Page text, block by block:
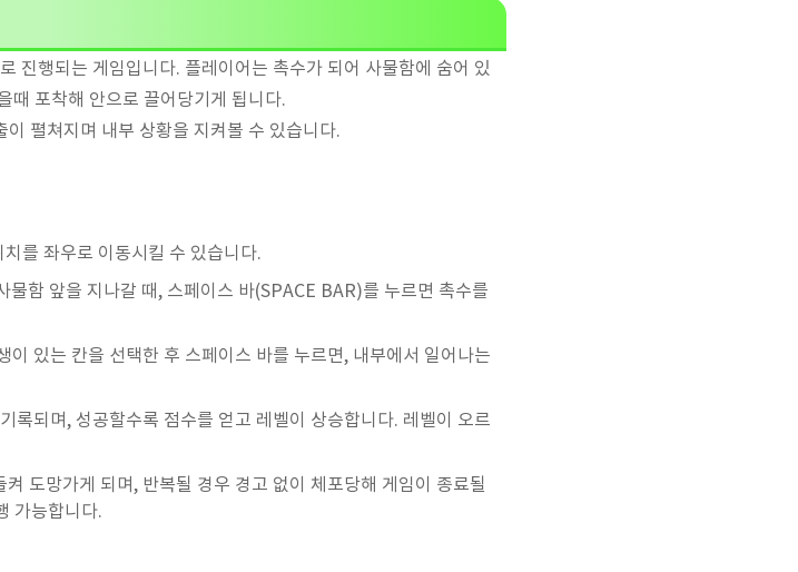
행되는 게임입니다. 플레이어는 촉수가 되어 사물함에 숨어 있
때 포착해 안으로 끌어당기게 됩니다.
펼쳐지며 내부 상황을 지켜볼 수 있습니다.
를 좌우로 이동시킬 수 있습니다.
물함 앞을 지나갈 때, 스페이스 바(SPACE BAR)를 누르면 촉수를
이 있는 칸을 선택한 후 스페이스 바를 누르면, 내부에서 일어나는
록되며, 성공할수록 점수를 얻고 레벨이 상승합니다. 레벨이 오르
도망가게 되며, 반복될 경우 경고 없이 체포당해 게임이 종료될
가능합니다.